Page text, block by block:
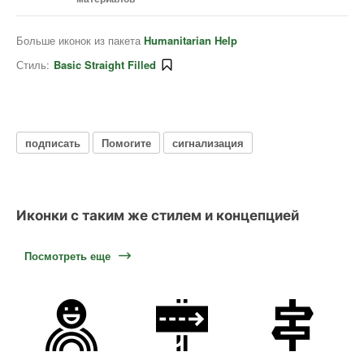
Больше иконок из пакета Humanitarian Help
Стиль: Basic Straight Filled
подписать Помогите сигнализация
Иконки с таким же стилем и концепцией
Посмотреть еще